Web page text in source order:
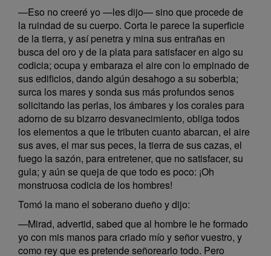
—Eso no creeré yo —les dijo— sino que procede de
la ruindad de su cuerpo. Corta le parece la superficie
de la tierra, y así penetra y mina sus entrañas en
busca del oro y de la plata para satisfacer en algo su
codicia; ocupa y embaraza el aire con lo empinado de
sus edificios, dando algún desahogo a su soberbia;
surca los mares y sonda sus más profundos senos
solicitando las perlas, los ámbares y los corales para
adorno de su bizarro desvanecimiento, obliga todos
los elementos a que le tributen cuanto abarcan, el aire
sus aves, el mar sus peces, la tierra de sus cazas, el
fuego la sazón, para entretener, que no satisfacer, su
gula; y aún se queja de que todo es poco: ¡Oh
monstruosa codicia de los hombres!
Tomó la mano el soberano dueño y dijo:
—Mirad, advertid, sabed que al hombre le he formado
yo con mis manos para criado mío y señor vuestro, y
como rey que es pretende señorearlo todo. Pero